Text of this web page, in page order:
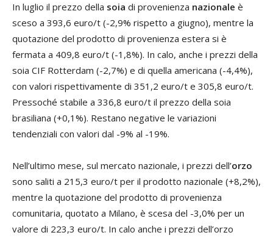
In luglio il prezzo della soia di provenienza nazionale è
sceso a 393,6 euro/t (-2,9% rispetto a giugno), mentre la
quotazione del prodotto di provenienza estera si è
fermata a 409,8 euro/t (-1,8%). In calo, anche i prezzi della
soia CIF Rotterdam (-2,7%) e di quella americana (-4,4%),
con valori rispettivamente di 351,2 euro/t e 305,8 euro/t.
Pressoché stabile a 336,8 euro/t il prezzo della soia
brasiliana (+0,1%). Restano negative le variazioni
tendenziali con valori dal -9% al -19%.
Nell’ultimo mese, sul mercato nazionale, i prezzi dell’orzo
sono saliti a 215,3 euro/t per il prodotto nazionale (+8,2%),
mentre la quotazione del prodotto di provenienza
comunitaria, quotato a Milano, è scesa del -3,0% per un
valore di 223,3 euro/t. In calo anche i prezzi dell’orzo